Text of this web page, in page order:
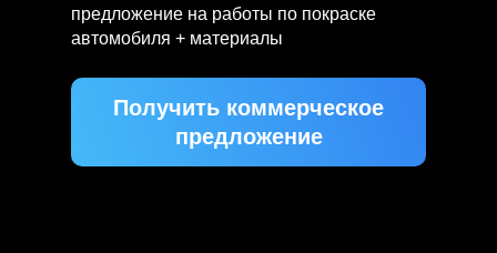
предложение на работы по покраске
автомобиля + материалы
Получить коммерческое
предложение